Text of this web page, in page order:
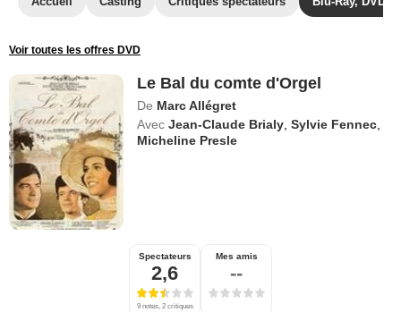
Voir toutes les offres DVD
Le Bal du comte d'Orgel
De Marc Allégret
Avec Jean-Claude Brialy ,Sylvie Fennec
Micheline Presle
Spectateurs
2,6
9 notes, 2 critiques
Mes amis
--